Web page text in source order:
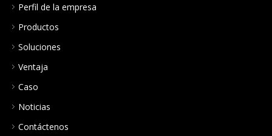
Perfil de la empresa
Productos
Soluciones
Ventaja
Caso
Noticias
Contáctenos